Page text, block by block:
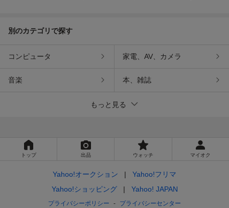
別のカテゴリで探す
コンピュータ 家電、AV、カメラ
音楽 本、雑誌
もっと見る
トップ 出品 ウォッチ マイオク
Yahoo!オークション
Yahoo!フリマ
Yahoo!ショッピング
Yahoo! JAPAN
プライバシーポリシー プライバシーセンター